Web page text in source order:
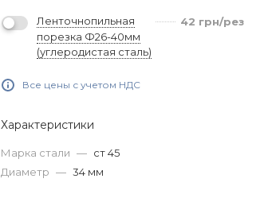
Ленточнопильная
порезка Ф26-40мм
(углеродистая сталь)
42 грн/рез
Все цены с учетом НДС
Характеристики
Марка стали — ст 45
Диаметр — 34 мм